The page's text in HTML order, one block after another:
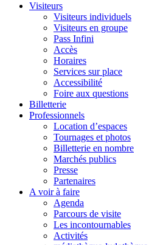
Visiteurs
Visiteurs individuels
Visiteurs en groupe
Pass Infini
Accès
Horaires
Services sur place
Accessibilité
Foire aux questions
Billetterie
Professionnels
Location d’espaces
Tournages et photos
Billetterie en nombre
Marchés publics
Presse
Partenaires
A voir à faire
Agenda
Parcours de visite
Les incontournables
Activités